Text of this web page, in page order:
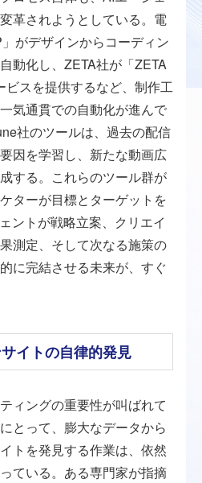
革されようとしている。電
がデザインからコーディン
動化し、ZETA社が「ZETA
ビスを提供するなど、制作工
気通貫での自動化が進んで
社のツールは、過去の配信
因を学習し、新たな動画広
する。これらのツール群が
ターが目標とターゲットを
ントが戦略立案、クリエイ
測定、そして次なる施策の
に完結させる未来が、すぐ
イトの自律的発見
ィングの重要性が叫ばれて
とって、膨大なデータから
トを発見する作業は、依然
ている。ある専門家が指摘